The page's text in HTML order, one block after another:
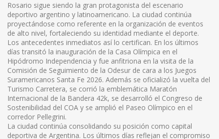
Rosario sigue siendo la gran protagonista del escenario
deportivo argentino y latinoamericano. La ciudad continúa
proyectándose como referente en la organización de eventos
de alto nivel, fortaleciendo su identidad mediante el deporte.
Los antecedentes inmediatos así lo certifican. En los últimos
días transitó la inauguración de la Casa Olímpica en el
Hipódromo Independencia y fue anfitriona en la visita de la
Comisión de Seguimiento de la Odesur de cara a los Juegos
Suramericanos Santa Fe 2026. Además se oficializó la vuelta del
Turismo Carretera, se corrió la emblemática Maratón
Internacional de la Bandera 42k, se desarrolló el Congreso de
Sostenibilidad del COA y se amplió el Paseo Olímpico en el
corredor Pellegrini.
La ciudad continúa consolidando su posición como capital
deportiva de Argentina. Los últimos días reflejan el compromiso